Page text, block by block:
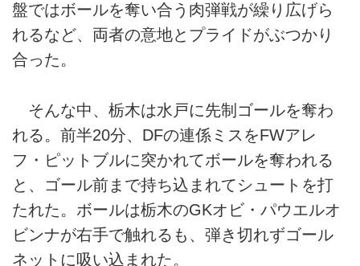
盤ではボールを奪い合う肉弾戦が繰り広げら
れるなど、両者の意地とプライドがぶつかり
合った。
そんな中、栃木は水戸に先制ゴールを奪わ
れる。前半20分、DFの連係ミスをFWアレ
フ・ピットブルに突かれてボールを奪われる
と、ゴール前まで持ち込まれてシュートを打
たれた。ボールは栃木のGKオビ・パウエルオ
ビンナが右手で触れるも、弾き切れずゴール
ネットに吸い込まれた。